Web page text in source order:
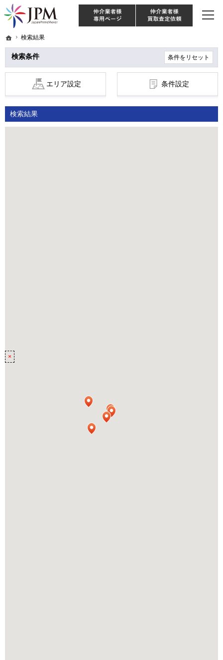
ホーム
検索結果
検索条件 条件をリセット
エリア設定 条件設定
検索結果
東京・神奈川・埼玉・千葉のリノベーション住宅や中古マンションを手がける会
【物件買取強化中！】リノベーション住宅・不動産・中古マンションならJPM
ホーム
検索結果